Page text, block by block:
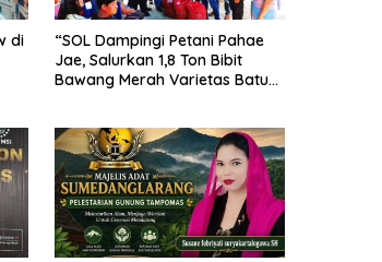
di
“SOL Dampingi Petani Pahae
Jae, Salurkan 1,8 Ton Bibit
Bawang Merah Varietas Batu